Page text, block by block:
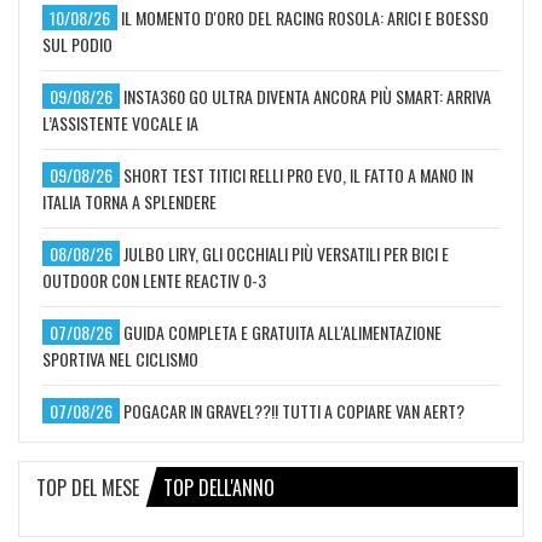
10/08/26 IL MOMENTO D'ORO DEL RACING ROSOLA: ARICI E BOESSO
SUL PODIO
09/08/26 INSTA360 GO ULTRA DIVENTA ANCORA PIÙ SMART: ARRIVA
L’ASSISTENTE VOCALE IA
09/08/26 SHORT TEST TITICI RELLI PRO EVO, IL FATTO A MANO IN
ITALIA TORNA A SPLENDERE
08/08/26 JULBO LIRY, GLI OCCHIALI PIÙ VERSATILI PER BICI E
OUTDOOR CON LENTE REACTIV 0-3
07/08/26 GUIDA COMPLETA E GRATUITA ALL'ALIMENTAZIONE
SPORTIVA NEL CICLISMO
07/08/26 POGACAR IN GRAVEL??!! TUTTI A COPIARE VAN AERT?
TOP DEL MESE TOP DELL'ANNO